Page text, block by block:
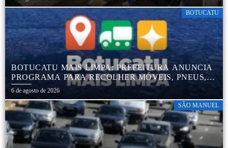
PNEUS, GARANTINDO DESTINAÇÃO ADEQUADA
E PRESERVAÇÃO AMBIENTAL
BOTUCATU
BOTUCATU MAIS LIMPA: PREFEITURA ANUNCIA
PROGRAMA PARA RECOLHER MÓVEIS, PNEUS,
COLCHÕES E OUTROS MATERIAIS SEM USO
6 de agosto de 2026
SÃO MANUEL